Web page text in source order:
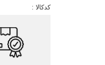
کدکالا :